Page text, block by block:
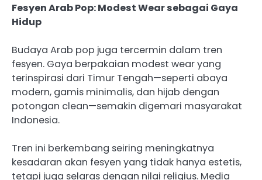
Fesyen Arab Pop: Modest Wear sebagai Gaya
Hidup
Budaya Arab pop juga tercermin dalam tren
fesyen. Gaya berpakaian modest wear yang
terinspirasi dari Timur Tengah—seperti abaya
modern, gamis minimalis, dan hijab dengan
potongan clean—semakin digemari masyarakat
Indonesia.
Tren ini berkembang seiring meningkatnya
kesadaran akan fesyen yang tidak hanya estetis,
tetapi juga selaras dengan nilai religius. Media